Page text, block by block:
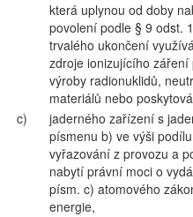
která uplynou od doby
povolení podle § 9 odst.
trvalého ukončení
zdroje ionizujícího
výroby radionuklidů,
materiálů nebo
c)
jaderného zařízení s
písmenu b) ve výši
vyřazování z provozu a
nabytí právní moci o
písm. c) atomového
energie,